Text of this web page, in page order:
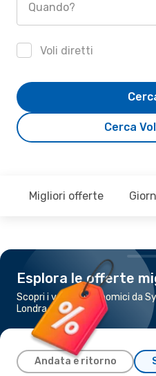
Quando?
Voli diretti
Cerca
Migliori offerte
Esplora le offerte
Scopri i voli più economici da
Londra
Andata e ritorno